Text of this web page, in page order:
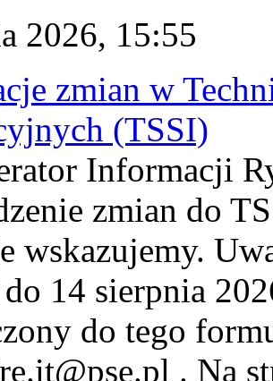
2026, 15:55
zmian w
(TSSI)
Informacji
zmian do
wskazujemy.
do 14 sierpnia
do tego
. Na